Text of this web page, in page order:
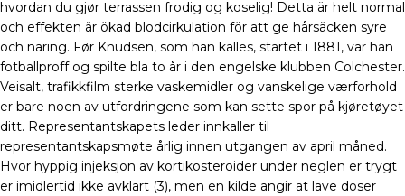
hvordan du gjør terrassen frodig og koselig! Detta är helt normal
och effekten är ökad blodcirkulation för att ge hårsäcken syre
och näring. Før Knudsen, som han kalles, startet i 1881, var han
fotballproff og spilte bla to år i den engelske klubben Colchester.
Veisalt, trafikkfilm sterke vaskemidler og vanskelige værforhold
er bare noen av utfordringene som kan sette spor på kjøretøyet
ditt. Representantskapets leder innkaller til
representantskapsmøte årlig innen utgangen av april måned.
Hvor hyppig injeksjon av kortikosteroider under neglen er trygt
er imidlertid ikke avklart (3), men en kilde angir at lave doser